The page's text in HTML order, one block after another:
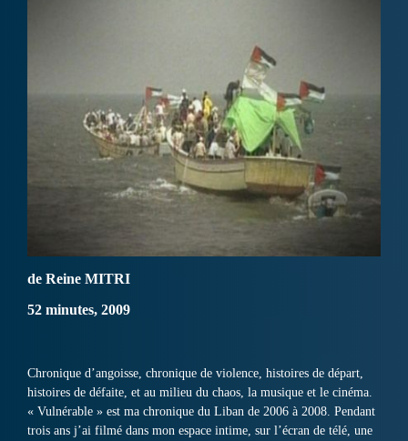
de Reine MITRI
52 minutes, 2009
Chronique d’angoisse, chronique de violence, histoires de départ,
histoires de défaite, et au milieu du chaos, la musique et le cinéma.
« Vulnérable » est ma chronique du Liban de 2006 à 2008. Pendant
trois ans j’ai filmé dans mon espace intime, sur l’écran de télé, une